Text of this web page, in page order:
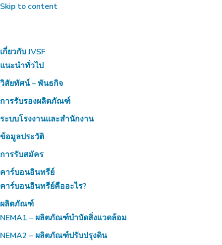
Skip to content
เกี่ยวกับ JVSF
แนะนำทั่วไป
วิสัยทัศน์ – พันธกิจ
การรับรองผลิตภัณฑ์
ระบบโรงงานและสำนักงาน
ข้อมูลประวัติ
การรับสมัคร
คาร์บอนอินทรีย์
คาร์บอนอินทรีย์คืออะไร?
ผลิตภัณฑ์
NEMA1 – ผลิตภัณฑ์บำบัดสิ่งแวดล้อม
NEMA2 – ผลิตภัณฑ์ปรับปรุงดิน